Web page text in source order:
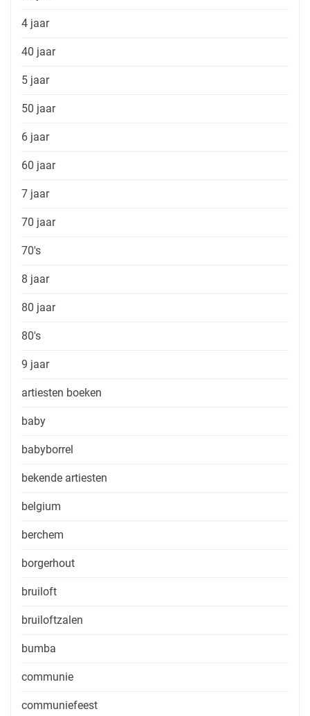
4 jaar
40 jaar
5 jaar
50 jaar
6 jaar
60 jaar
7 jaar
70 jaar
70's
8 jaar
80 jaar
80's
9 jaar
artiesten boeken
baby
babyborrel
bekende artiesten
belgium
berchem
borgerhout
bruiloft
bruiloftzalen
bumba
communie
communiefeest